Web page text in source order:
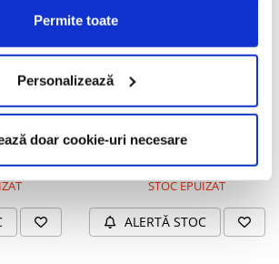
Permite toate
Personalizează
doar cookie-uri necesare
ADAUGĂ ÎN COȘ
S160
Jooly Less is more LES13 Pink
595,00 RON
STOC EPUIZAT
ALERTĂ STOC